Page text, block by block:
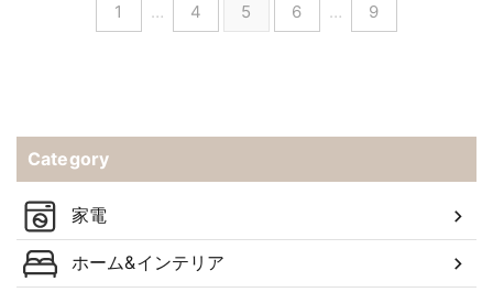
1 … 4 5 6 … 9
Category
家電
ホーム&インテリア